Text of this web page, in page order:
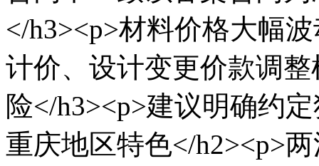
</h3><p>材料价格大幅
计价、设计变更价款调
险</h3><p>建议明确约
重庆地区特色</h2><p>